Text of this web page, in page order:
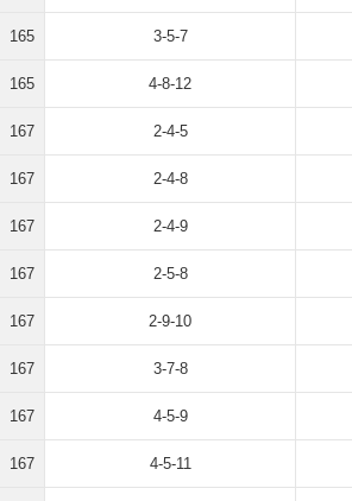
165 3-5-7
165 4-8-12
167 2-4-5
167 2-4-8
167 2-4-9
167 2-5-8
167 2-9-10
167 3-7-8
167 4-5-9
167 4-5-11